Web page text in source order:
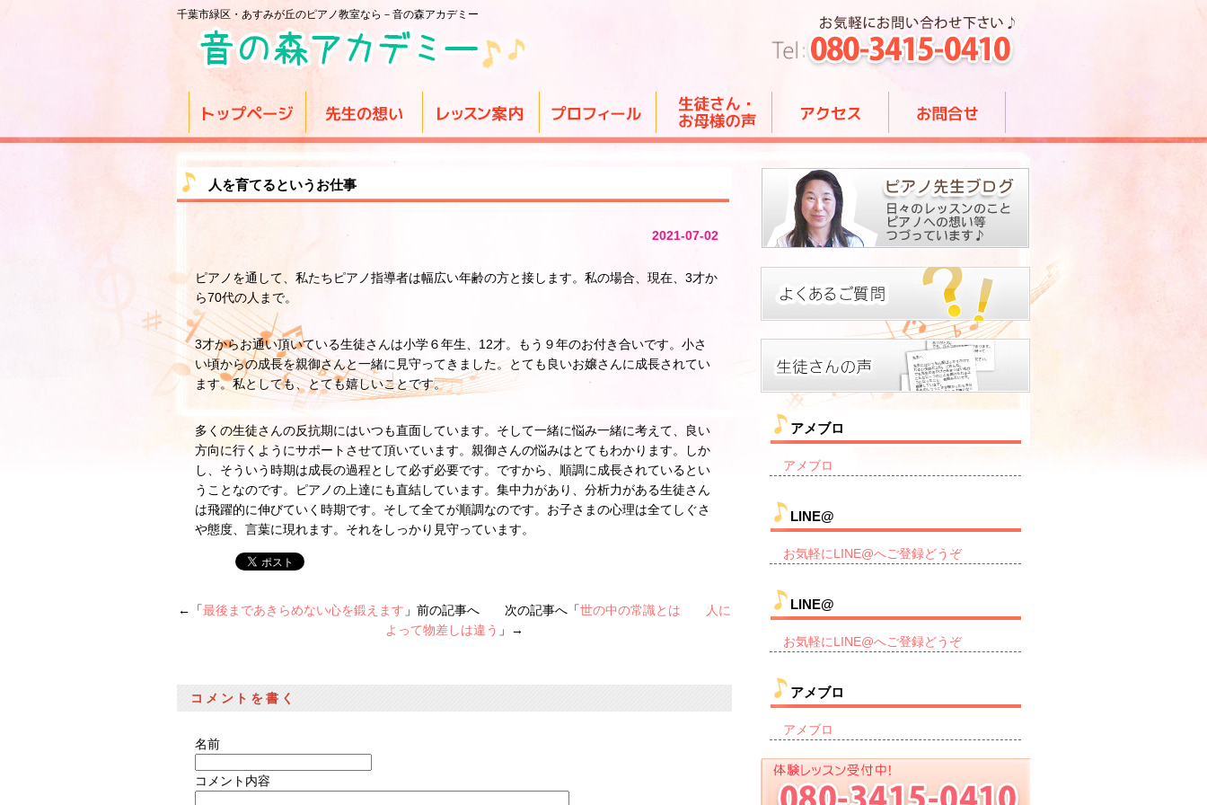
千葉市緑区・あすみが丘のピアノ教室なら－音の森アカデミー
人を育てるというお仕事
2021-07-02
ピアノを通して、私たちピアノ指導者は幅広い年齢の方と接します。私の場合、現在、3才か
ら70代の人まで。
3才からお通い頂いている生徒さんは小学６年生、12才。もう９年のお付き合いです。小さ
い頃からの成長を親御さんと一緒に見守ってきました。とても良いお嬢さんに成長されてい
ます。私としても、とても嬉しいことです。
多くの生徒さんの反抗期にはいつも直面しています。そして一緒に悩み一緒に考えて、良い
方向に行くようにサポートさせて頂いています。親御さんの悩みはとてもわかります。しか
し、そういう時期は成長の過程として必ず必要です。ですから、順調に成長されているとい
うことなのです。ピアノの上達にも直結しています。集中力があり、分析力がある生徒さん
は飛躍的に伸びていく時期です。そして全てが順調なのです。お子さまの心理は全てしぐさ
や態度、言葉に現れます。それをしっかり見守っています。
←「最後まであきらめない心を鍛えます 」前の記事へ 次の記事へ「世の中の常識とは 人に
よって物差しは違う 」→
コメントを書く
名前
コメント内容
アメブロ
アメブロ
LINE@
お気軽にLINE@へご登録どうぞ
LINE@
お気軽にLINE@へご登録どうぞ
アメブロ
アメブロ